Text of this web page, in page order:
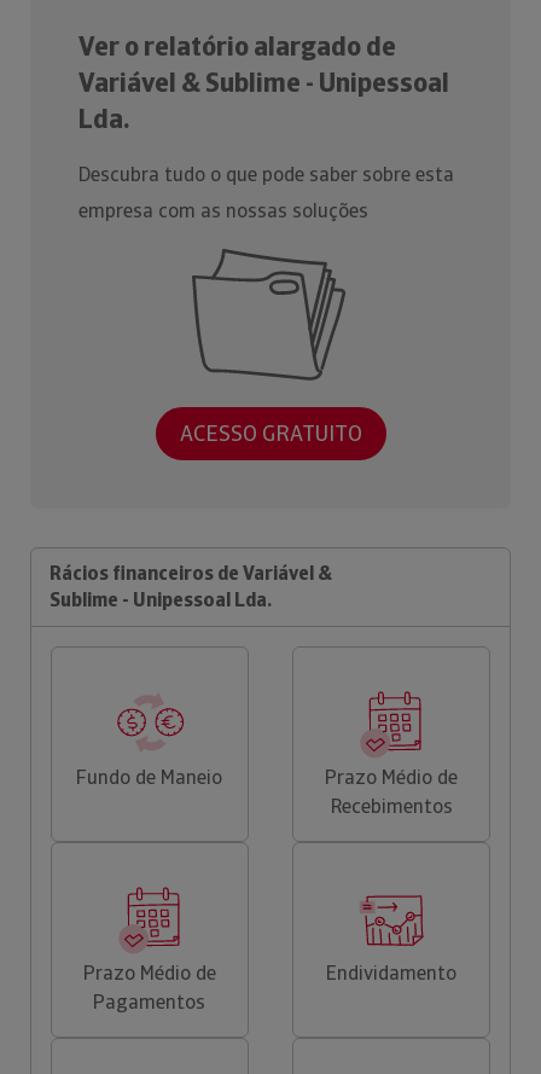
Ver o relatório alargado de
Variável & Sublime - Unipessoal
Lda.
Descubra tudo o que pode saber sobre esta
empresa com as nossas soluções
ACESSO GRATUITO
Rácios financeiros de Variável &
Sublime - Unipessoal Lda.
Fundo de Maneio
Prazo Médio de
Recebimentos
Prazo Médio de
Pagamentos
Endividamento